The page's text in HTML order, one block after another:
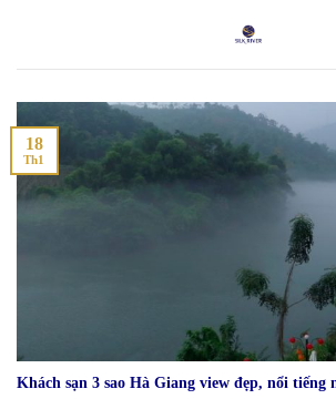
content
Khách sạn 3 sao Hà Giang view đẹp, nổi tiếng
18
Th1